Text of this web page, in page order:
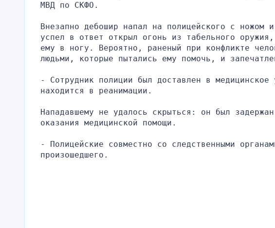
МВД по СКФО.
Внезапно дебошир напал на полицейского с ножом
успел в ответ открыл огонь из табельного
ему в ногу. Вероятно, раненый при конфликте
людьми, которые пытались ему помочь, и
- Сотрудник полиции был доставлен в медицинское
находится в реанимации.
Нападавшему не удалось скрыться: он был
оказания медицинской помощи.
- Полицейские совместно со следственными
произошедшего.